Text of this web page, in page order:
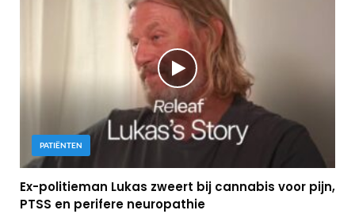
PATIËNTEN
Ex-politieman Lukas zweert bij cannabis voor pijn,
PTSS en perifere neuropathie